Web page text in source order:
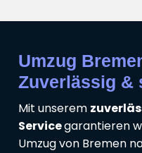
Umzug
Zuverlässig &
Mit unserem
Servicegarantieren
Umzug von Bremen